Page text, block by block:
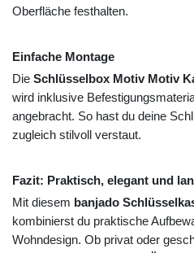
Oberfläche festhalten.
Einfache Montage
Die Schlüsselbox Motiv Motiv
wird inklusive
angebracht. So hast du deine
zugleich stilvoll verstaut.
Fazit: Praktisch, elegant und
Mit diesem banjado
kombinierst du praktische
Wohndesign. Ob privat oder